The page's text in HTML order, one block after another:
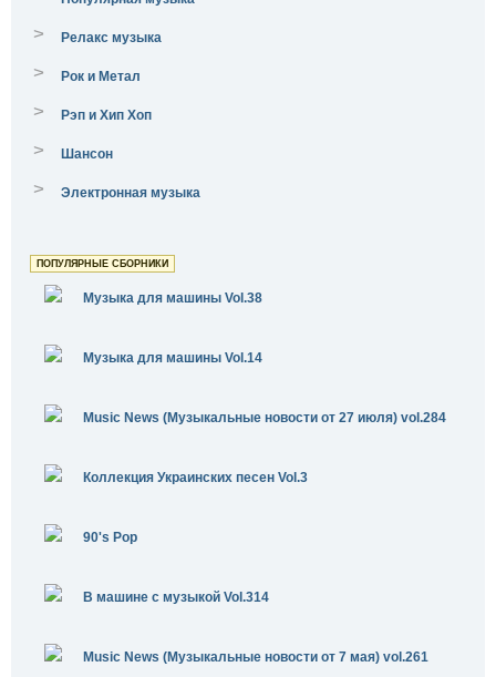
> Релакс музыка
> Рок и Метал
> Рэп и Хип Хоп
> Шансон
> Электронная музыка
ПОПУЛЯРНЫЕ СБОРНИКИ
Музыка для машины Vol.38
Музыка для машины Vol.14
Music News (Музыкальные новости от 27 июля) vol.284
Коллекция Украинских песен Vol.3
90's Pop
В машине с музыкой Vol.314
Music News (Музыкальные новости от 7 мая) vol.261